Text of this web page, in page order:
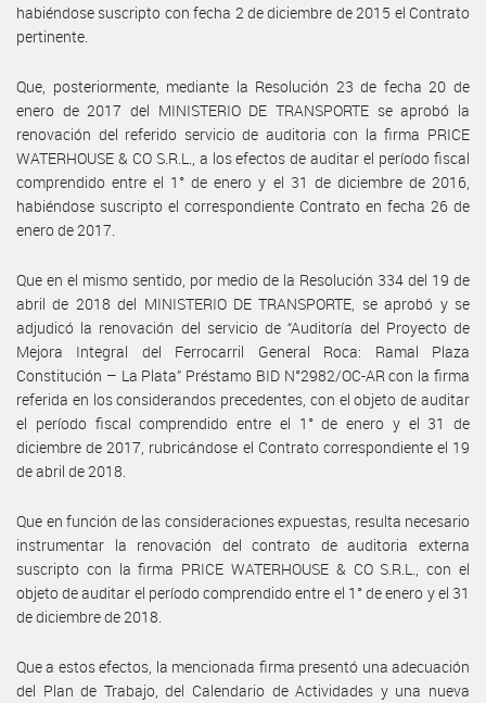
habiéndose suscripto con fecha 2 de diciembre de 2015 el Contrato
pertinente.
Que, posteriormente, mediante la Resolución 23 de fecha 20 de
enero de 2017 del MINISTERIO DE TRANSPORTE se aprobó la
renovación del referido servicio de auditoria con la firma PRICE
WATERHOUSE & CO S.R.L., a los efectos de auditar el período fiscal
comprendido entre el 1° de enero y el 31 de diciembre de 2016,
habiéndose suscripto el correspondiente Contrato en fecha 26 de
enero de 2017.
Que en el mismo sentido, por medio de la Resolución 334 del 19 de
abril de 2018 del MINISTERIO DE TRANSPORTE, se aprobó y se
adjudicó la renovación del servicio de “Auditoría del Proyecto de
Mejora Integral del Ferrocarril General Roca: Ramal Plaza
Constitución – La Plata” Préstamo BID N°2982/OC-AR con la firma
referida en los considerandos precedentes, con el objeto de auditar
el período fiscal comprendido entre el 1° de enero y el 31 de
diciembre de 2017, rubricándose el Contrato correspondiente el 19
de abril de 2018.
Que en función de las consideraciones expuestas, resulta necesario
instrumentar la renovación del contrato de auditoria externa
suscripto con la firma PRICE WATERHOUSE & CO S.R.L., con el
objeto de auditar el período comprendido entre el 1° de enero y el 31
de diciembre de 2018.
Que a estos efectos, la mencionada firma presentó una adecuación
del Plan de Trabajo, del Calendario de Actividades y una nueva